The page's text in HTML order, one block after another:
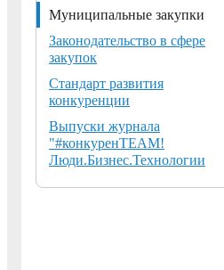
Муниципальные закупки
Законодательство в сфере
закупок
Стандарт развития
конкуренции
Выпуски журнала
"#конкуренТЕАМ!
Люди.Бизнес.Технологии